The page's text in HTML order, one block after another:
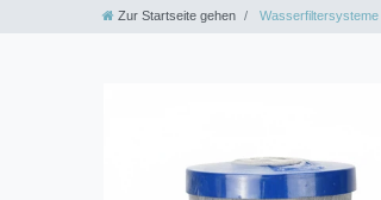
Zur Startseite gehen Wasserfiltersysteme